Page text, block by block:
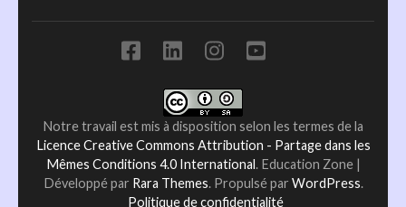
Notre travail est mis à disposition selon les termes de la
Licence Creative Commons Attribution - Partage dans les
Mêmes Conditions 4.0 International. Education Zone |
Développé par Rara Themes. Propulsé par WordPress.
Politique de confidentialité